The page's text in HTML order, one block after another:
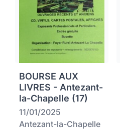
BOURSE AUX
LIVRES - Antezant-
la-Chapelle (17)
11/01/2025
Antezant-la-Chapelle